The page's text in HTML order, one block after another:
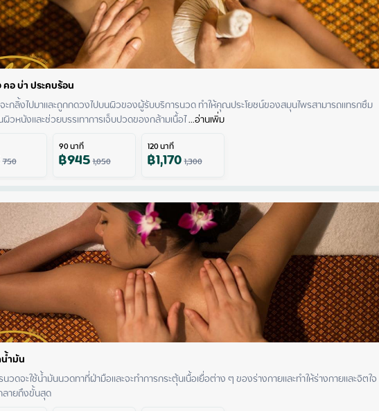
อ บ่า ประคบร้อน
ะกลิ้งไปมาและถูกกดวงไปบนผิวของผู้รับบริการนวด ทำให้คุณประโยชน์ของสมุนไพรสามารถแทรกซึม
ผิวหนังและช่วยบรรเทาการเจ็บปวดของกล้ามเนื้อไ ...อ่านเพิ่ม
750
90นาที
฿9451,050
120นาที
฿1,1701,300
ำมัน
วดจะใช้น้ำมันนวดทาที่ฝ่ามือและจะทำการกระตุ้นเนื้อเยื่อต่าง ๆ ของร่างกายและทำให้ร่างกายและจิตใจ
ายถึงขั้นสุด